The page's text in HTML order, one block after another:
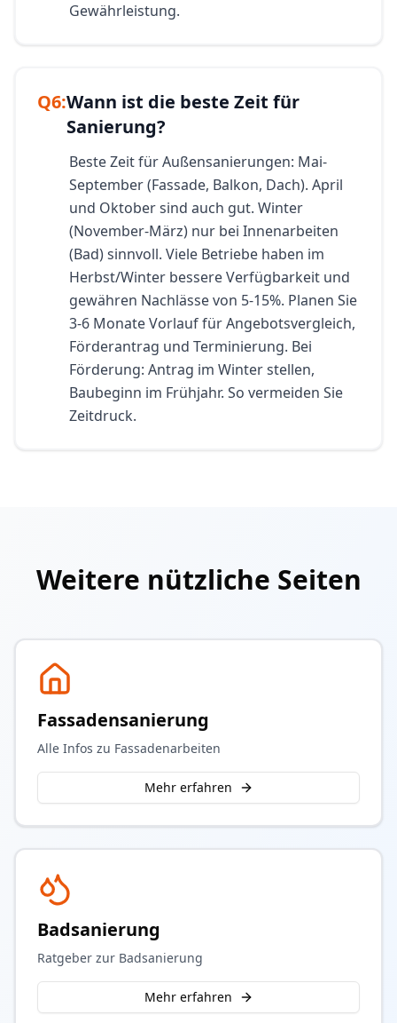
Gewährleistung.
Q6:Wann ist die beste Zeit für
Sanierung?
Beste Zeit für Außensanierungen: Mai-
September (Fassade, Balkon, Dach). April
und Oktober sind auch gut. Winter
(November-März) nur bei Innenarbeiten
(Bad) sinnvoll. Viele Betriebe haben im
Herbst/Winter bessere Verfügbarkeit und
gewähren Nachlässe von 5-15%. Planen Sie
3-6 Monate Vorlauf für Angebotsvergleich,
Förderantrag und Terminierung. Bei
Förderung: Antrag im Winter stellen,
Baubeginn im Frühjahr. So vermeiden Sie
Zeitdruck.
Weitere nützliche Seiten
Fassadensanierung
Alle Infos zu Fassadenarbeiten
Mehr erfahren
Badsanierung
Ratgeber zur Badsanierung
Mehr erfahren